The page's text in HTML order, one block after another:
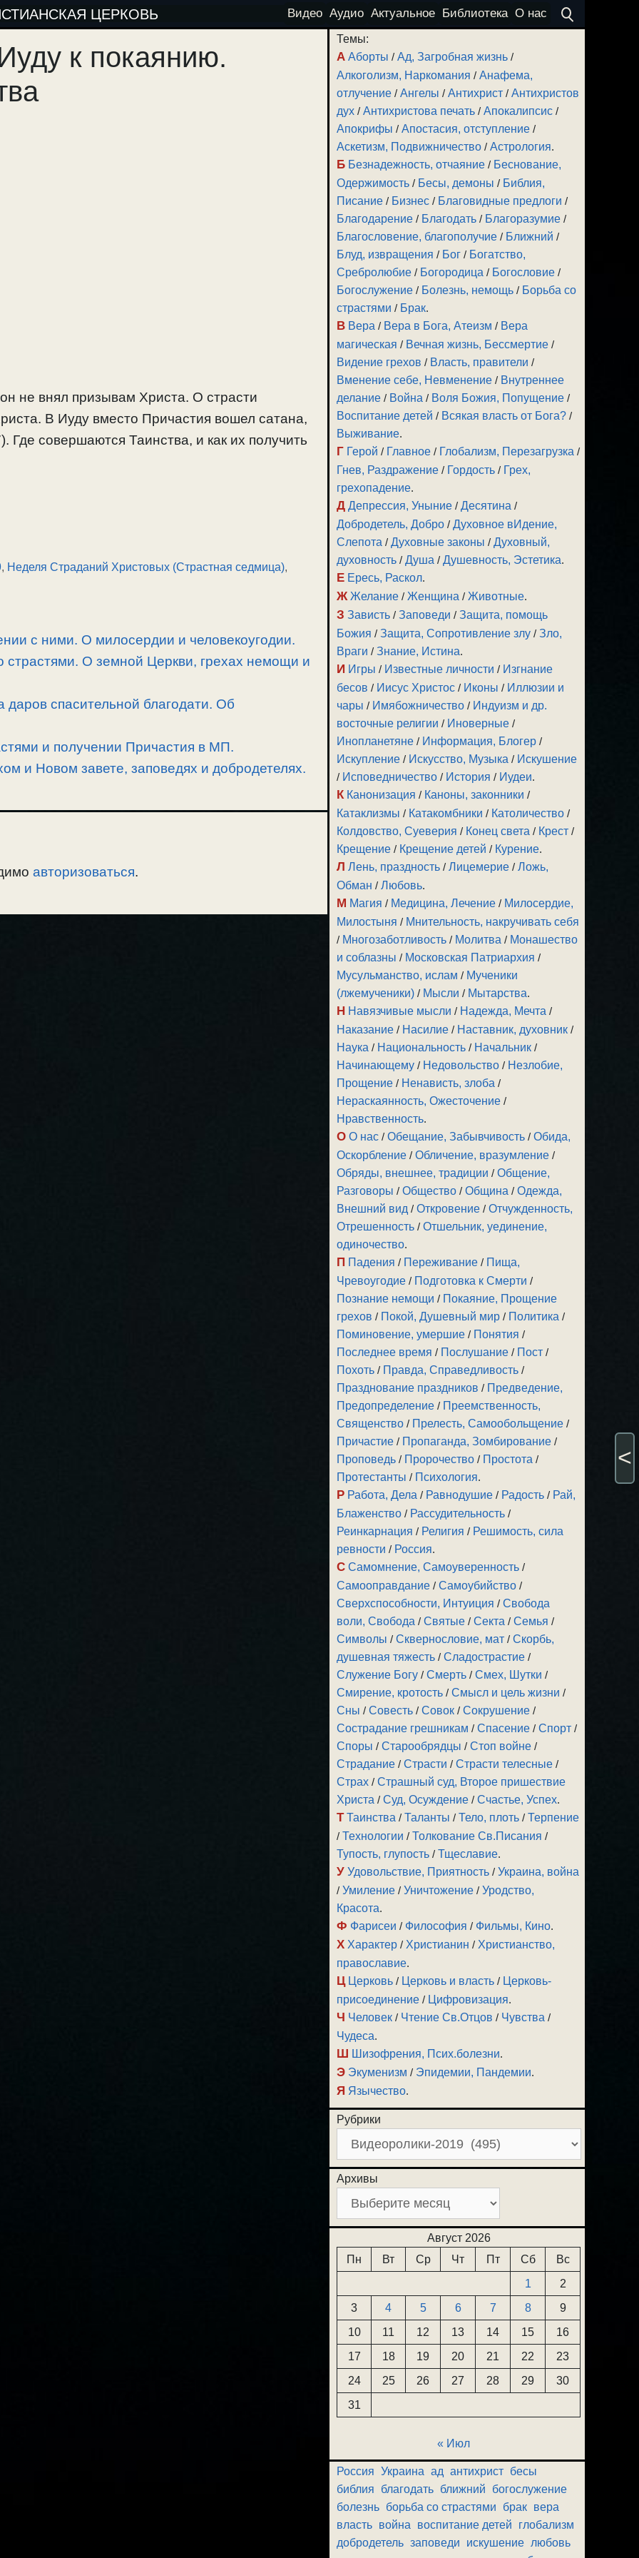
ЦЕРКОВЬ Видео Аудио Актуальное Библиотека О нас
к покаянию.
не внял призывам Христа. О страсти
В Иуду вместо Причастия вошел сатана,
Где совершаются Таинства, и как их получить
, Неделя Страданий Христовых (Страстная седмица),
с ними. О милосердии и человекоугодии.
О земной Церкви, грехах немощи и
даров спасительной благодати. Об
и получении Причастия в МП.
и Новом завете, заповедях и добродетелях.
авторизоваться.
Темы:
А Аборты /Ад, Загробная жизнь /
Алкоголизм, Наркомания /Анафема,
отлучение /Ангелы /Антихрист /Антихристов
дух /Антихристова печать /Апокалипсис /
Апокрифы /Апостасия, отступление /
Аскетизм, Подвижничество /Астрология.
Б Безнадежность, отчаяние / Беснование,
Одержимость / Бесы, демоны / Библия,
Писание / Бизнес / Благовидные предлоги /
Благодарение / Благодать / Благоразумие /
Благословение, благополучие / Ближний /
Блуд, извращения / Бог / Богатство,
Сребролюбие / Богородица / Богословие /
Богослужение / Болезнь, немощь / Борьба со
страстями / Брак.
В Вера / Вера в Бога, Атеизм / Вера
магическая / Вечная жизнь, Бессмертие /
Видение грехов / Власть, правители /
Вменение себе, Невменение / Внутреннее
делание / Война / Воля Божия, Попущение /
Воспитание детей / Всякая власть от Бога? /
Выживание.
Г Герой / Главное / Глобализм, Перезагрузка /
Гнев, Раздражение / Гордость / Грех,
грехопадение.
Д Депрессия, Уныние /Десятина /
Добродетель, Добро /Духовное вИдение,
Слепота /Духовные законы /Духовный,
духовность /Душа /Душевность, Эстетика.
Е Ересь, Раскол.
Ж Желание /Женщина /Животные.
З Зависть /Заповеди /Защита, помощь
Божия /Защита, Сопротивление злу /Зло,
Враги /Знание, Истина.
И Игры / Известные личности / Изгнание
бесов / Иисус Христос / Иконы / Иллюзии и
чары / Имябожничество / Индуизм и др.
восточные религии / Иноверные /
Инопланетяне / Информация, Блогер /
Искупление / Искусство, Музыка / Искушение
/ Исповедничество / История / Иудеи.
К Канонизация / Каноны, законники /
Катаклизмы / Катакомбники / Католичество /
Колдовство, Суеверия / Конец света / Крест /
Крещение / Крещение детей / Курение.
Л Лень, праздность /Лицемерие /Ложь,
Обман /Любовь.
М Магия / Медицина, Лечение / Милосердие,
Милостыня / Мнительность, накручивать себя
/ Многозаботливость / Молитва / Монашество
и соблазны / Московская Патриархия /
Мусульманство, ислам / Мученики
(лжемученики) / Мысли / Мытарства.
Н Навязчивые мысли / Надежда, Мечта /
Наказание / Насилие / Наставник, духовник /
Наука / Национальность / Начальник /
Начинающему / Недовольство / Незлобие,
Прощение / Ненависть, злоба /
Нераскаянность, Ожесточение /
Нравственность.
О О нас /Обещание, Забывчивость /Обида,
Оскорбление /Обличение, вразумление /
Обряды, внешнее, традиции /Общение,
Разговоры /Общество /Община /Одежда,
Внешний вид /Откровение /Отчужденность,
Отрешенность /Отшельник, уединение,
одиночество.
П Падения / Переживание / Пища,
Чревоугодие / Подготовка к Смерти /
Познание немощи / Покаяние, Прощение
грехов / Покой, Душевный мир / Политика /
Поминовение, умершие / Понятия /
Последнее время / Послушание / Пост /
Похоть / Правда, Справедливость /
Празднование праздников / Предведение,
Предопределение / Преемственность,
Священство / Прелесть, Самообольщение /
Причастие / Пропаганда, Зомбирование /
Проповедь / Пророчество / Простота /
Протестанты / Психология.
Р Работа, Дела / Равнодушие / Радость / Рай,
Блаженство / Рассудительность /
Реинкарнация / Религия / Решимость, сила
ревности / Россия.
С Самомнение, Самоуверенность /
Самооправдание /Самоубийство /
Сверхспособности, Интуиция /Свобода
воли, Свобода /Святые /Секта /Семья /
Символы /Сквернословие, мат /Скорбь,
душевная тяжесть /Сладострастие /
Служение Богу /Смерть /Смех, Шутки /
Смирение, кротость /Смысл и цель жизни /
Сны /Совесть /Совок /Сокрушение /
Сострадание грешникам /Спасение /Спорт /
Споры /Старообрядцы /Стоп войне /
Страдание /Страсти /Страсти телесные /
Страх /Страшный суд, Второе пришествие
Христа /Суд, Осуждение /Счастье, Успех.
Т Таинства /Таланты /Тело, плоть /Терпение
/Технологии /Толкование Св.Писания /
Тупость, глупость /Тщеславие.
У Удовольствие, Приятность /Украина, война
/Умиление /Уничтожение /Уродство,
Красота.
Ф Фарисеи / Философия / Фильмы, Кино.
Х Характер / Христианин / Христианство,
православие.
Ц Церковь / Церковь и власть / Церковь-
присоединение / Цифровизация.
Ч Человек / Чтение Св.Отцов / Чувства /
Чудеса.
Ш Шизофрения, Псих.болезни.
Э Экуменизм / Эпидемии, Пандемии.
Я Язычество.
Рубрики
Архивы
Август 2026
Пн
Вт Ср Чт Пт Сб
Вс
1
2
3
4 5 6 7 8
9
10
11 12 13 14 15
16
17
18 19 20 21 22
23
24
25 26 27 28 29
30
31
« Июл
Россия Украина ад антихрист бесы
библия
благодать ближний
богослужение
болезнь борьба со страстями брак вера
власть война воспитание детей
глобализм
добродетель заповеди искушение любовь
<